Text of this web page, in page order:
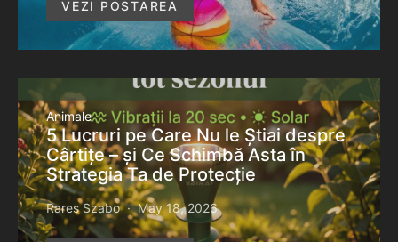
VEZI POSTAREA
Animale
5 Lucruri pe Care Nu le Știai despre
Cârtițe – și Ce Schimbă Asta în
Strategia Ta de Protecție
Rares Szabo May 18, 2026